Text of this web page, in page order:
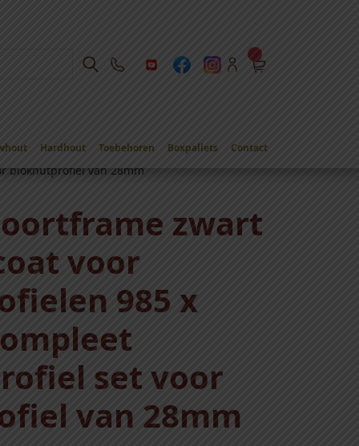
Hardhout Toebehoren Boxpallets Contact
blokhutprofiel van 28mm
zwart
voor
985 x
set voor
van 28mm